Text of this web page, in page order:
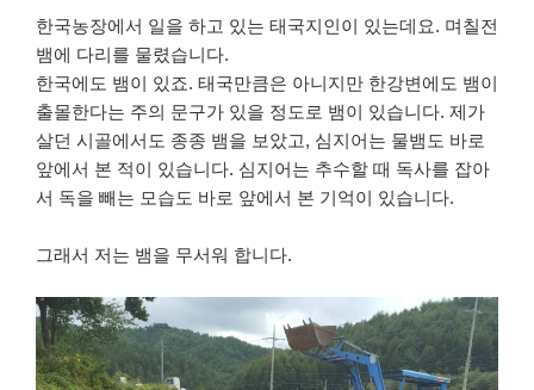
한국농장에서 일을 하고 있는 태국지인이 있는데요. 며칠전
뱀에 다리를 물렸습니다.
한국에도 뱀이 있죠. 태국만큼은 아니지만 한강변에도 뱀이
출몰한다는 주의 문구가 있을 정도로 뱀이 있습니다. 제가
살던 시골에서도 종종 뱀을 보았고, 심지어는 물뱀도 바로
앞에서 본 적이 있습니다. 심지어는 추수할 때 독사를 잡아
서 독을 빼는 모습도 바로 앞에서 본 기억이 있습니다.
그래서 저는 뱀을 무서워 합니다.